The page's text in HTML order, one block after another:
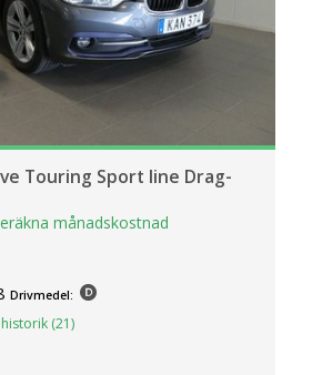
Touring Sport line Drag-
månadskostnad
Drivmedel:
(21)